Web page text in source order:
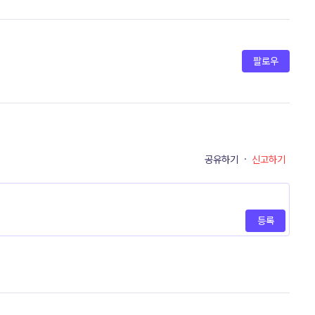
팔로우
공유하기 · 신고하기
등록